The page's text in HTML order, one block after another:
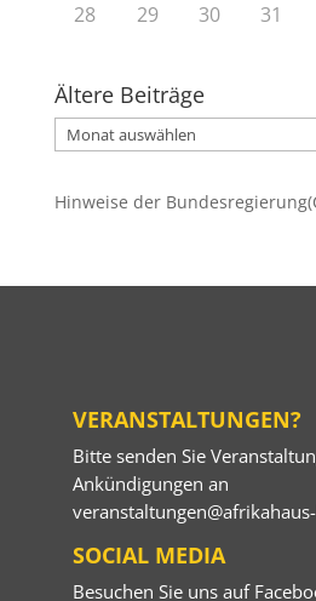
28 29 30 31
Ältere Beiträge
Ältere
Beiträge
Hinweise der
VERANSTALTUNGEN?
Bitte senden Sie
Ankündigungen an
SOCIAL MEDIA
Besuchen Sie uns auf